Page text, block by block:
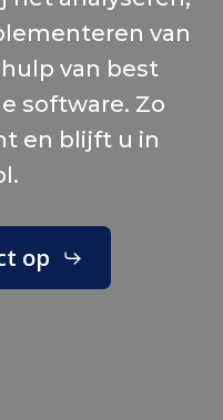
van
van best
software. Zo
en blijft u in
op